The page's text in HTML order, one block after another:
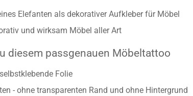
Elefanten als dekorativer Aufkleber für Möbel
und wirksam Möbel aller Art
diesem passgenauen Möbeltattoo
Folie
- ohne transparenten Rand und ohne Hintergrund